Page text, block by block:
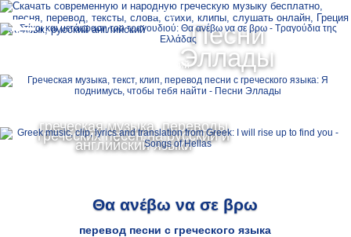
Песни
Эллады
греческая музыка, переводы
греческих песен на русский и
английский языки
Ελληνικά
Русский
MENU
Θα ανέβω να σε βρω
перевод песни с греческого языка